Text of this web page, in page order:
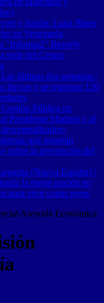
y fusión: Luna Blues
en Venezuela
“Informa2” Beverly
sede del Centro
últimas dos semanas |
lluvias y se registran 120
Pública en
Presidente Maduro y al
que generan
sobre la prevención del
(Nueva Esparta) |
la mejor opción en
para vivir como reyes
Asesoría Económica